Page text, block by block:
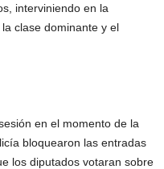
interviniendo en la
clase dominante y el
en el momento de la
bloquearon las entradas
los diputados votaran sobre